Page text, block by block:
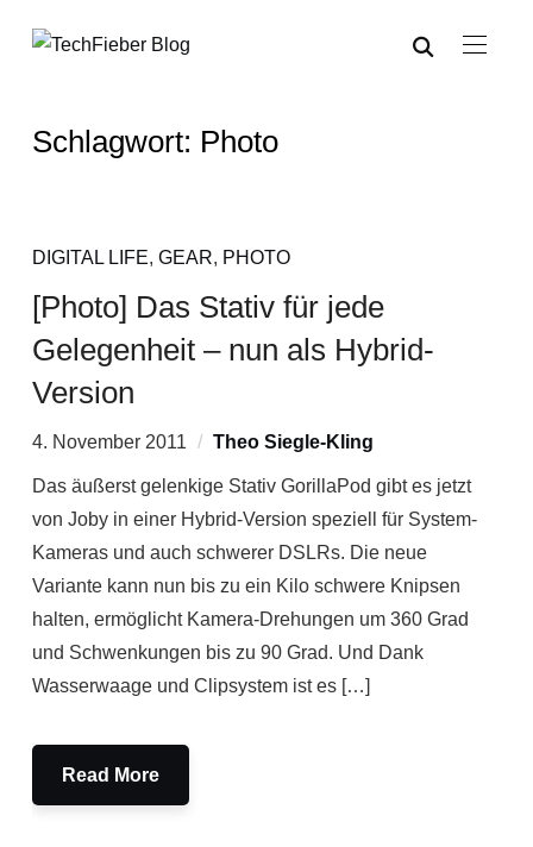
Schlagwort: Photo
DIGITAL LIFE, GEAR, PHOTO
[Photo] Das Stativ für jede
Gelegenheit – nun als Hybrid-
Version
4. November 2011 Theo Siegle-Kling
Das äußerst gelenkige Stativ GorillaPod gibt es jetzt
von Joby in einer Hybrid-Version speziell für System-
Kameras und auch schwerer DSLRs. Die neue
Variante kann nun bis zu ein Kilo schwere Knipsen
halten, ermöglicht Kamera-Drehungen um 360 Grad
und Schwenkungen bis zu 90 Grad. Und Dank
Wasserwaage und Clipsystem ist es […]
Read More